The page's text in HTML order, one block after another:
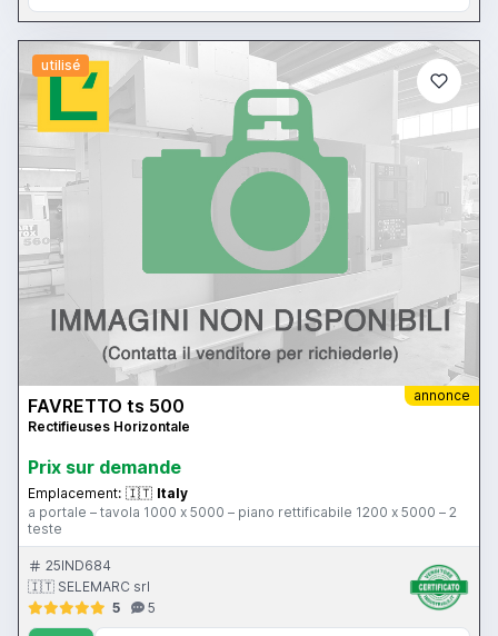
utilisé
annonce
FAVRETTO ts 500
Rectifieuses Horizontale
Prix ​​sur demande
Emplacement: 🇮🇹 Italy
a portale – tavola 1000 x 5000 – piano rettificabile 1200 x 5000 – 2
teste
25IND684
🇮🇹 SELEMARC srl
5
5